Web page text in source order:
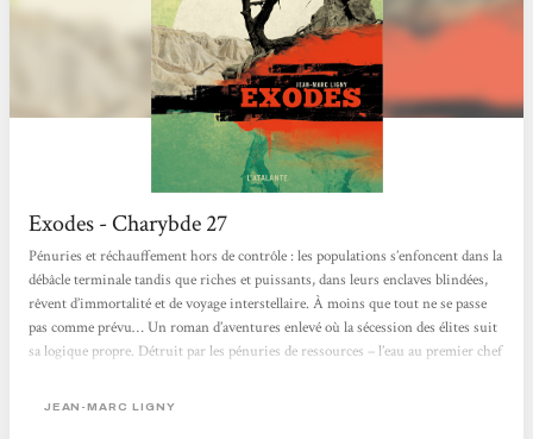
Exodes - Charybde 27
Pénuries et réchauffement hors de contrôle : les populations s’enfoncent dans la
débâcle terminale tandis que riches et puissants, dans leurs enclaves blindées,
rêvent d’immortalité et de voyage interstellaire. À moins que tout ne se passe
pas comme prévu… Un roman d’aventures enlevé où la sécession des élites suit
sa logique propre. Détruit par les pénuries de ressources – l’eau au premier chef
sombre. La très vaste majorité de la population...
JEAN-MARC LIGNY